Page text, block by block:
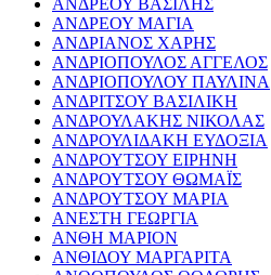
ΑΝΔΡΕΟΥ ΒΑΣΙΛΗΣ
ΑΝΔΡΕΟΥ ΜΑΓΙΑ
ΑΝΔΡΙΑΝΟΣ ΧΑΡΗΣ
ΑΝΔΡΙΟΠΟΥΛΟΣ ΑΓΓΕΛΟΣ
ΑΝΔΡΙΟΠΟΥΛΟΥ ΠΑΥΛΙΝΑ
ΑΝΔΡΙΤΣΟΥ ΒΑΣΙΛΙΚΗ
ΑΝΔΡΟΥΛΑΚΗΣ ΝΙΚΟΛΑΣ
ΑΝΔΡΟΥΛΙΔΑΚΗ ΕΥΔΟΞΙΑ
ΑΝΔΡΟΥΤΣΟΥ ΕΙΡΗΝΗ
ΑΝΔΡΟΥΤΣΟΥ ΘΩΜΑΪΣ
ΑΝΔΡΟΥΤΣΟΥ ΜΑΡΙΑ
ΑΝΕΣΤΗ ΓΕΩΡΓΙΑ
ΑΝΘΗ ΜΑΡΙΟΝ
ΑΝΘΙΔΟΥ ΜΑΡΓΑΡΙΤΑ